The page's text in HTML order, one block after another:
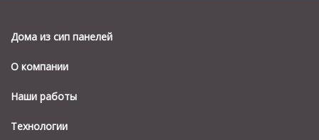
Дома из сип панелей
О компании
Наши работы
Технологии